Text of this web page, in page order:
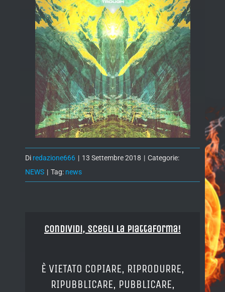
Di redazione666 | 13 Settembre 2018 | Categorie:
NEWS | Tag: news
Condividi, Scegli la piattaforma!
È VIETATO COPIARE, RIPRODURRE,
RIPUBBLICARE, PUBBLICARE,